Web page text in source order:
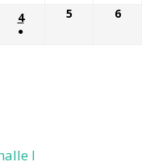
August
August
44.
●
5 66.
I